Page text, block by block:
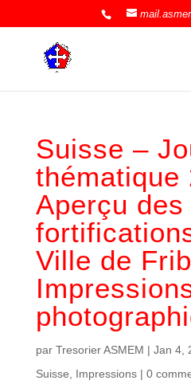
Suisse –
thématique
Aperçu des
Ville de
par Tresorier ASMEM | Jan 4,
Suisse
Impressions| 0